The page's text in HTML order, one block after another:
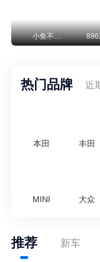
小鱼不刹车
热门品牌 近
本田 丰田
MINI 大众
推荐 新车